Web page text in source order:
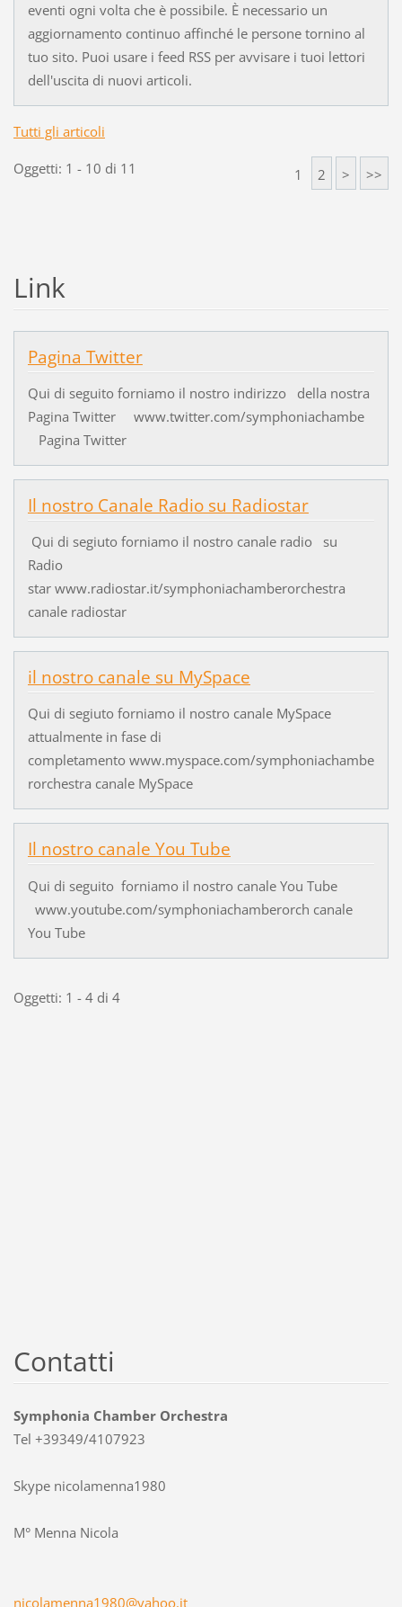
eventi ogni volta che è possibile. È necessario un
aggiornamento continuo affinché le persone tornino al
tuo sito. Puoi usare i feed RSS per avvisare i tuoi lettori
dell'uscita di nuovi articoli.
Tutti gli articoli
Oggetti: 1 - 10 di 11 1 2 > >>
Link
Pagina Twitter
Qui di seguito forniamo il nostro indirizzo della nostra
Pagina Twitter www.twitter.com/symphoniachambe
Pagina Twitter
Il nostro Canale Radio su Radiostar
Qui di segiuto forniamo il nostro canale radio su
Radio
star www.radiostar.it/symphoniachamberorchestra
canale radiostar
il nostro canale su MySpace
Qui di segiuto forniamo il nostro canale MySpace
attualmente in fase di
completamento www.myspace.com/symphoniachambe
rorchestra canale MySpace
Il nostro canale You Tube
Qui di seguito forniamo il nostro canale You Tube
www.youtube.com/symphoniachamberorch canale
You Tube
Oggetti: 1 - 4 di 4
Contatti
Symphonia Chamber Orchestra
Tel +39349/4107923
Skype nicolamenna1980
M° Menna Nicola
nicolamenna1980@yahoo.it